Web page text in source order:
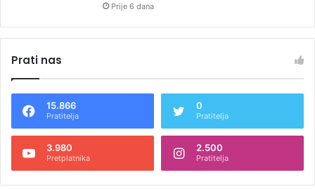
Prije 6 dana
Prati nas
15.866
Pratitelja
0
Pratitelja
3.980
Pretplatnika
2.500
Pratitelja